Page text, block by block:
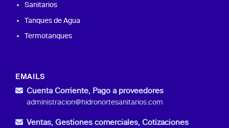
Sanitarios
Tanques de Agua
Termotanques
EMAILS
Cuenta Corriente, Pago a proveedores
administracion@hidronortesanitarios.com
Ventas, Gestiones comerciales, Cotizaciones